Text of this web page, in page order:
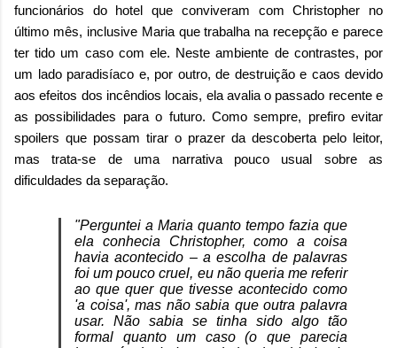
funcionários do hotel que conviveram com Christopher no
último mês, inclusive Maria que trabalha na recepção e parece
ter tido um caso com ele. Neste ambiente de contrastes, por
um lado paradisíaco e, por outro, de destruição e caos devido
aos efeitos dos incêndios locais, ela avalia o passado recente e
as possibilidades para o futuro. Como sempre, prefiro evitar
spoilers que possam tirar o prazer da descoberta pelo leitor,
mas trata-se de uma narrativa pouco usual sobre as
dificuldades da separação.
"Perguntei a Maria quanto tempo fazia que
ela conhecia Christopher, como a coisa
havia acontecido – a escolha de palavras
foi um pouco cruel, eu não queria me referir
ao que quer que tivesse acontecido como
'a coisa', mas não sabia que outra palavra
usar. Não sabia se tinha sido algo tão
formal quanto um caso (o que parecia